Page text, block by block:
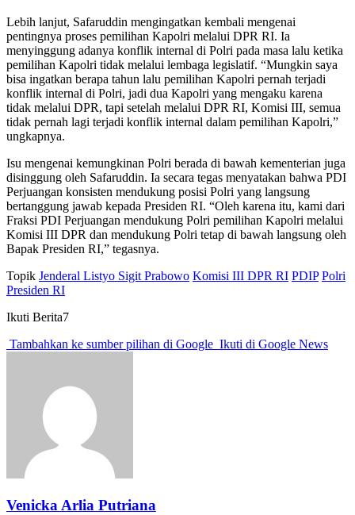
Lebih lanjut, Safaruddin mengingatkan kembali mengenai
pentingnya proses pemilihan Kapolri melalui DPR RI. Ia
menyinggung adanya konflik internal di Polri pada masa lalu ketika
pemilihan Kapolri tidak melalui lembaga legislatif. “Mungkin saya
bisa ingatkan berapa tahun lalu pemilihan Kapolri pernah terjadi
konflik internal di Polri, jadi dua Kapolri yang mengaku karena
tidak melalui DPR, tapi setelah melalui DPR RI, Komisi III, semua
tidak pernah lagi terjadi konflik internal dalam pemilihan Kapolri,”
ungkapnya.
Isu mengenai kemungkinan Polri berada di bawah kementerian juga
disinggung oleh Safaruddin. Ia secara tegas menyatakan bahwa PDI
Perjuangan konsisten mendukung posisi Polri yang langsung
bertanggung jawab kepada Presiden RI. “Oleh karena itu, kami dari
Fraksi PDI Perjuangan mendukung Polri pemilihan Kapolri melalui
Komisi III DPR dan mendukung Polri tetap di bawah langsung oleh
Bapak Presiden RI,” tegasnya.
Topik Jenderal Listyo Sigit Prabowo Komisi III DPR RI PDIP Polri
Presiden RI
Ikuti Berita7
Tambahkan ke sumber pilihan di Google Ikuti di Google News
Venicka Arlia Putriana